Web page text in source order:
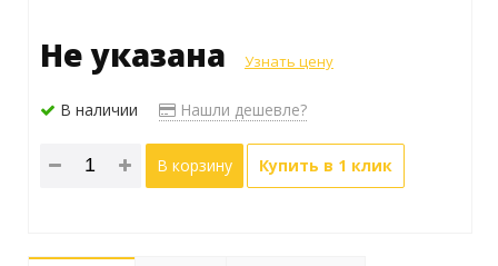
Не указана Узнать цену
В наличии Нашли дешевле?
В корзину Купить в 1 клик